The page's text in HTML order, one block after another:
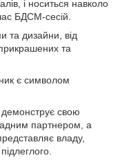
і носиться навколо
БДСМ-сесій.
та дизайни, від
та
є символом
свою
партнером, а
владу,